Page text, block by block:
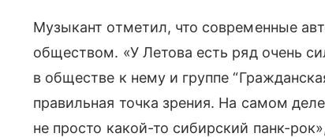
Музыкант отметил, что современные
обществом. «У Летова есть ряд очень
в обществе к нему и группе
правильная точка зрения. На самом
не просто какой-то сибирский панк-